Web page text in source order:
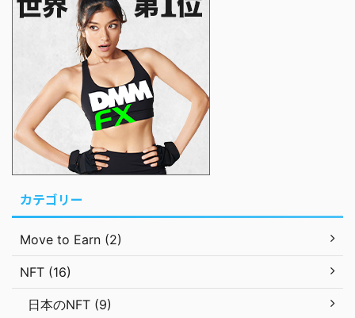
カテゴリー
Move to Earn (2)
NFT (16)
日本のNFT (9)